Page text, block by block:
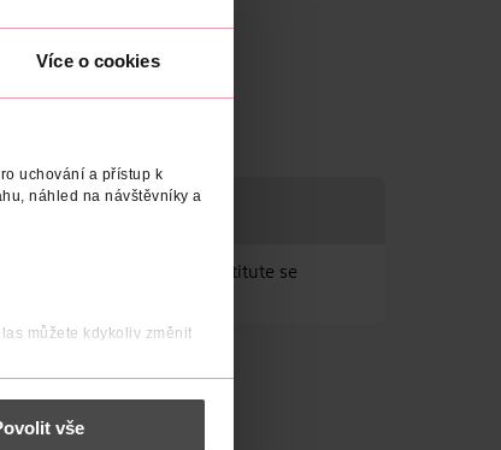
Více o cookies
uchování a přístup k
náhled na návštěvníky a
můžete kdykoliv změnit
údaje.
vše
již od roku 1995. IDC Institute se